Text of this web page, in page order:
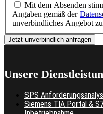
Mit dem Absenden
Angaben gemäß der
unverbindliches Angebot
Unsere
SPS
Siemens TIA Portal &